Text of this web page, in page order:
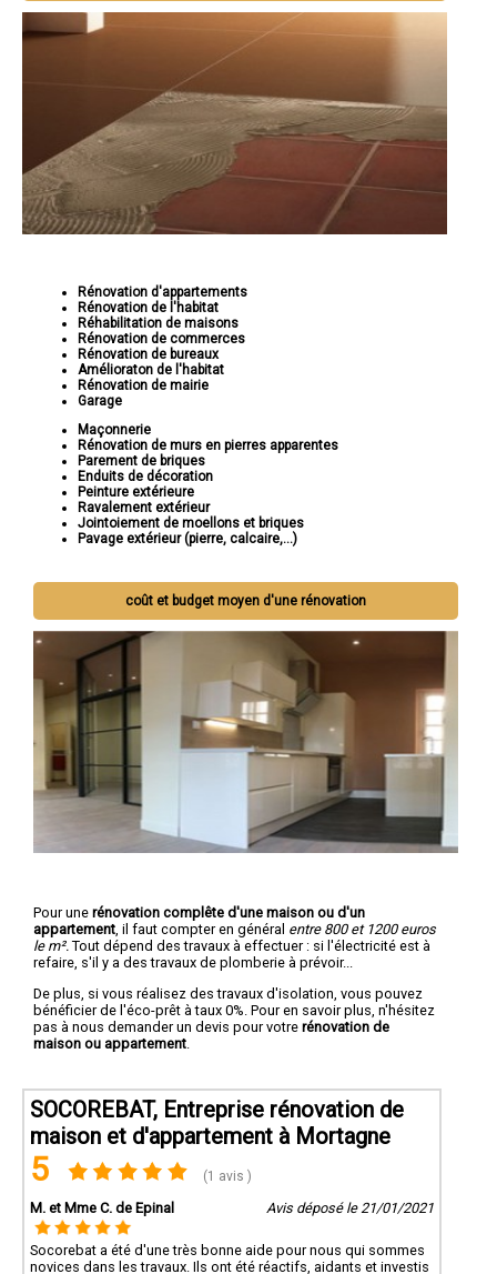
Rénovation d'appartements
Rénovation de l'habitat
Réhabilitation de maisons
Rénovation de commerces
Rénovation de bureaux
Amélioraton de l'habitat
Rénovation de mairie
Garage
Maçonnerie
Rénovation de murs en pierres apparentes
Parement de briques
Enduits de décoration
Peinture extérieure
Ravalement extérieur
Jointoiement de moellons et briques
Pavage extérieur (pierre, calcaire,...)
coût et budget moyen d'une rénovation
Pour une rénovation complête d'une maison ou d'un
appartement , il faut compter en général entre 800 et 1200 euros
le m². Tout dépend des travaux à effectuer : si l'électricité est à
refaire, s'il y a des travaux de plomberie à prévoir...
De plus, si vous réalisez des travaux d'isolation, vous pouvez
bénéficier de l'éco-prêt à taux 0%. Pour en savoir plus, n'hésitez
pas à nous demander un devis pour votre rénovation de
maison ou appartement
SOCOREBAT, Entreprise rénovation de
maison et d'appartement à Mortagne
5 (1 avis )
M. et Mme C. de Epinal Avis déposé le 21/01/2021
Socorebat a été d'une très bonne aide pour nous qui sommes
novices dans les travaux. Ils ont été réactifs, aidants et investis